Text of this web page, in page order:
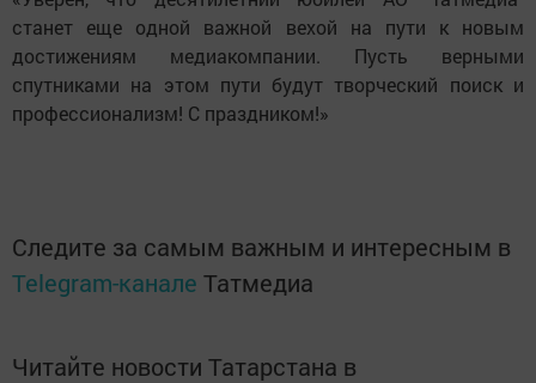
станет еще одной важной вехой на пути к новым
достижениям медиакомпании. Пусть верными
спутниками на этом пути будут творческий поиск и
профессионализм! С праздником!»
Следите за самым важным и интересным в
Telegram-канале Татмедиа
Читайте новости Татарстана в